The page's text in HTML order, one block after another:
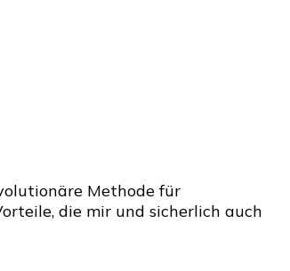
Methode für
die mir und sicherlich auch